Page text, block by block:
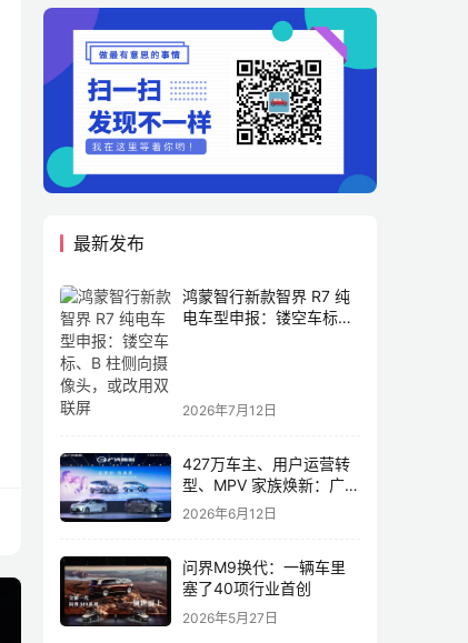
最新发布
鸿蒙智行新款智界 R7 纯
电车型申报：镂空车标、
2026年7月12日
427万车主、用户运营转
型、MPV 家族焕新：广汽
传祺书写新传奇
2026年6月12日
问界M9换代：一辆车里
塞了40项行业首创
2026年5月27日